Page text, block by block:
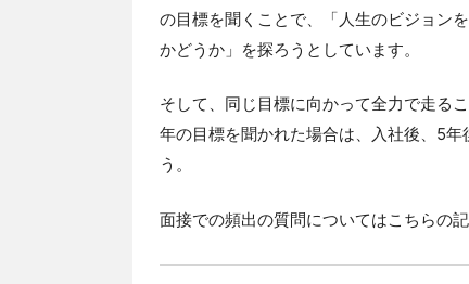
の目標を聞くことで、「人生のビジョン
かどうか」を探ろうとしています。
そして、同じ目標に向かって全力で走る
年の目標を聞かれた場合は、入社後、5
う。
面接での頻出の質問についてはこちらの